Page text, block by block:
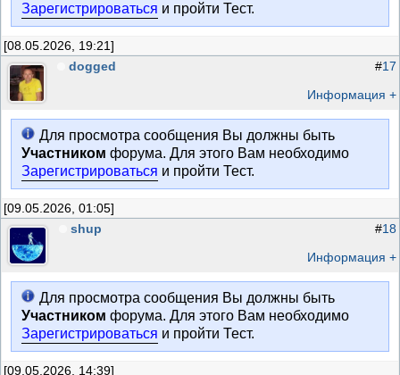
Зарегистрироваться и пройти Тест.
[08.05.2026, 19:21]
dogged
#17
Информация +
Для просмотра сообщения Вы должны быть
Участником форума. Для этого Вам необходимо
Зарегистрироваться и пройти Тест.
[09.05.2026, 01:05]
shup
#18
Информация +
Для просмотра сообщения Вы должны быть
Участником форума. Для этого Вам необходимо
Зарегистрироваться и пройти Тест.
[09.05.2026, 14:39]